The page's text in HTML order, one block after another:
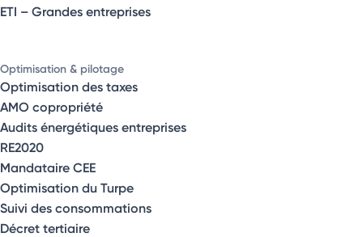
ETI – Grandes entreprises
Optimisation & pilotage
Optimisation des taxes
AMO copropriété
Audits énergétiques entreprises
RE2020
Mandataire CEE
Optimisation du Turpe
Suivi des consommations
Décret tertiaire